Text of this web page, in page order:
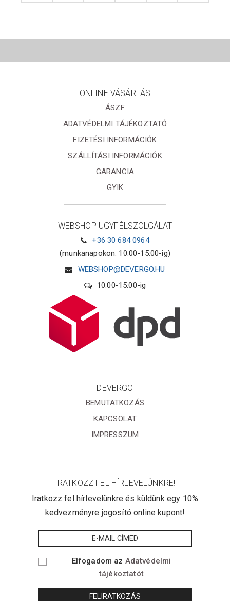
ONLINE VÁSÁRLÁS
ÁSZF
ADATVÉDELMI TÁJÉKOZTATÓ
FIZETÉSI INFORMÁCIÓK
SZÁLLÍTÁSI INFORMÁCIÓK
GARANCIA
GYIK
WEBSHOP ÜGYFÉLSZOLGÁLAT
+36 30 684 0964
(munkanapokon: 10:00-15:00-ig)
WEBSHOP@DEVERGO.HU
10:00-15:00-ig
DEVERGO
BEMUTATKOZÁS
KAPCSOLAT
IMPRESSZUM
IRATKOZZ FEL HÍRLEVELÜNKRE!
Iratkozz fel hírlevelünkre és küldünk egy 10%
kedvezményre jogosító online kupont!
Elfogadom az Adatvédelmi
tájékoztatót